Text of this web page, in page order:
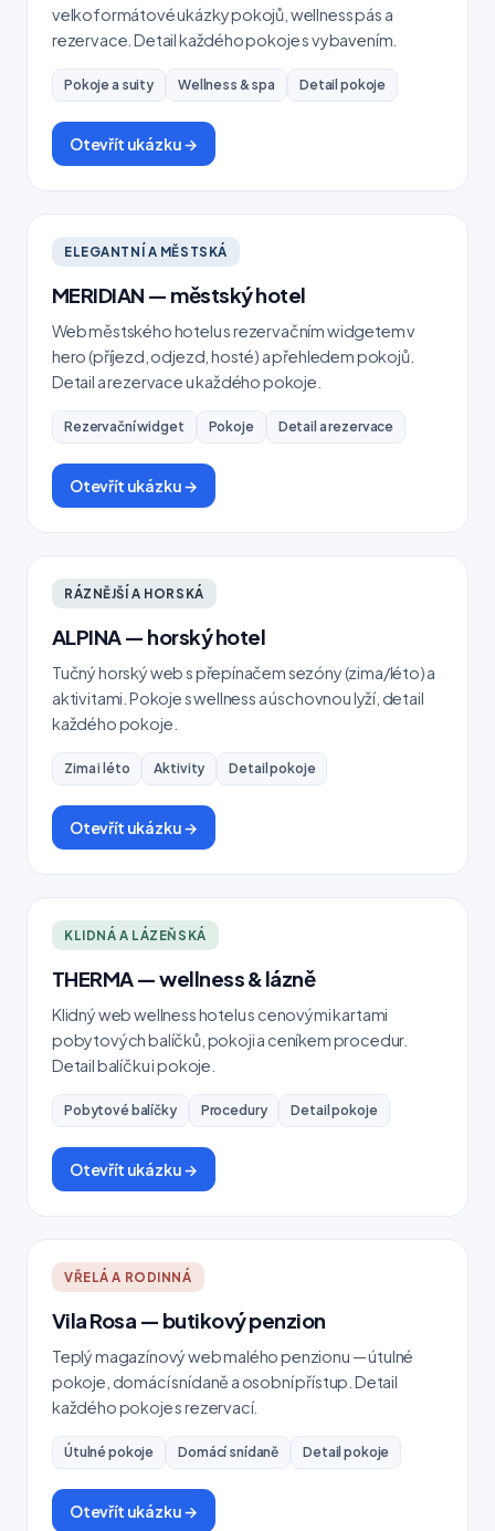
velkoformátové ukázky pokojů, wellness pás a
rezervace. Detail každého pokoje s vybavením.
Pokoje a suity Wellness & spa Detail pokoje
Otevřít ukázku →
ELEGANTNÍ A MĚSTSKÁ
MERIDIAN — městský hotel
Web městského hotelu s rezervačním widgetem v
hero (příjezd, odjezd, hosté) a přehledem pokojů.
Detail a rezervace u každého pokoje.
Rezervační widget Pokoje Detail a rezervace
Otevřít ukázku →
RÁZNĚJŠÍ A HORSKÁ
ALPINA — horský hotel
Tučný horský web s přepínačem sezóny (zima/léto) a
aktivitami. Pokoje s wellness a úschovnou lyží, detail
každého pokoje.
Zima i léto Aktivity Detail pokoje
Otevřít ukázku →
KLIDNÁ A LÁZEŇSKÁ
THERMA — wellness & lázně
Klidný web wellness hotelu s cenovými kartami
pobytových balíčků, pokoji a ceníkem procedur.
Detail balíčku i pokoje.
Pobytové balíčky Procedury Detail pokoje
Otevřít ukázku →
VŘELÁ A RODINNÁ
Vila Rosa — butikový penzion
Teplý magazínový web malého penzionu — útulné
pokoje, domácí snídaně a osobní přístup. Detail
každého pokoje s rezervací.
Útulné pokoje Domácí snídaně Detail pokoje
Otevřít ukázku →